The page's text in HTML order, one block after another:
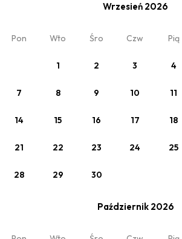
Wrzesień 2026
Pon Wto Śro Czw Pią
1 2 3 4
7 8 9 10 11
14 15 16 17 18
21 22 23 24 25
28 29 30
Październik 2026
Twój pobyt nad Morzem ?